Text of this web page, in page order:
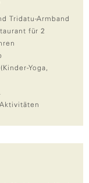
Tridatu-Armband
für 2
Yoga,